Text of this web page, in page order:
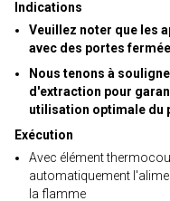
Indications
Veuillez noter que les
avec des portes
Nous tenons à
d'extraction pour
utilisation optimale du
Exécution
Avec élément
automatiquement
la flamme